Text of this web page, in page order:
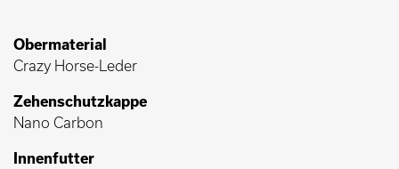
Obermaterial
Crazy Horse-Leder
Zehenschutzkappe
Nano Carbon
Innenfutter